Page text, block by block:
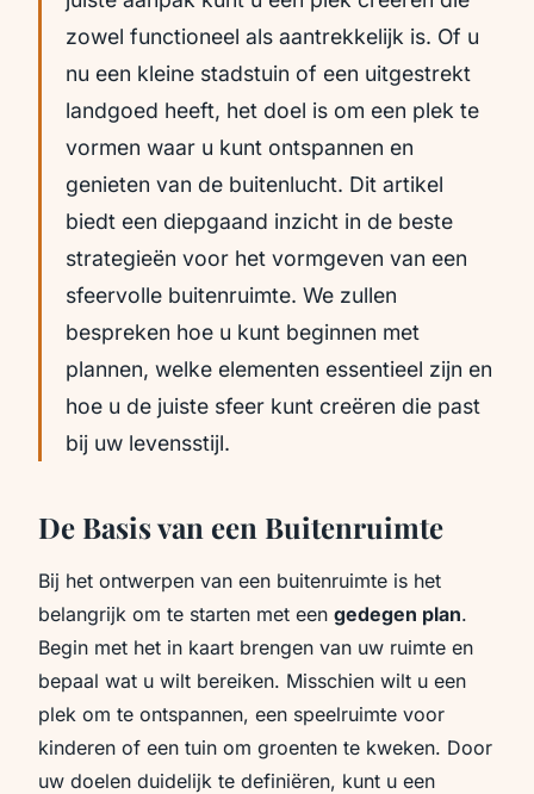
zowel functioneel als aantrekkelijk is. Of u
nu een kleine stadstuin of een uitgestrekt
landgoed heeft, het doel is om een plek te
vormen waar u kunt ontspannen en
genieten van de buitenlucht. Dit artikel
biedt een diepgaand inzicht in de beste
strategieën voor het vormgeven van een
sfeervolle buitenruimte. We zullen
bespreken hoe u kunt beginnen met
plannen, welke elementen essentieel zijn en
hoe u de juiste sfeer kunt creëren die past
bij uw levensstijl.
De Basis van een Buitenruimte
Bij het ontwerpen van een buitenruimte is het
belangrijk om te starten met een gedegen plan.
Begin met het in kaart brengen van uw ruimte en
bepaal wat u wilt bereiken. Misschien wilt u een
plek om te ontspannen, een speelruimte voor
kinderen of een tuin om groenten te kweken. Door
uw doelen duidelijk te definiëren, kunt u een